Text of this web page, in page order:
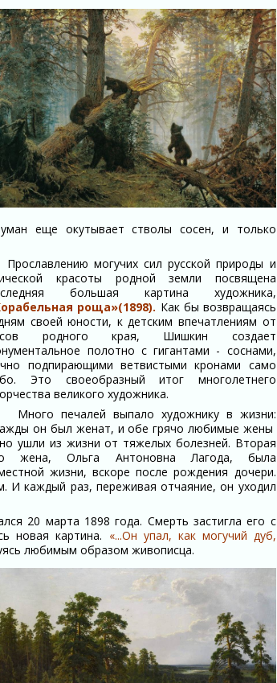
еще окутывает стволы сосен, и только
Прославлению могучих сил русской природы и
красоты родной земли посвящена
большая картина художника,
роща»(1898). Как бы возвращаясь
своей юности, к детским впечатлениям от
родного края, Шишкин создает
полотно с гигантами - соснами,
подпирающими ветвистыми кронами само
Это своеобразный итог многолетнего
великого художника.
Много печалей выпало художнику в жизни:
он был женат, и обе грячо любимые жены
ушли из жизни от тяжелых болезней. Вторая
жена, Ольга Антоновна Лагода, была
жизни, вскоре после рождения дочери.
И каждый раз, переживая отчаяние, он уходил
20 марта 1898 года. Смерть застигла его с
новая картина. «...Он упал, как могучий дуб,
любимым образом живописца.